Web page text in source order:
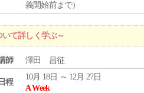
義開始前まで）
て詳しく学ぶ～
師 澤田 昌征
日程
10月 18日 ～ 12月 27日
A Week